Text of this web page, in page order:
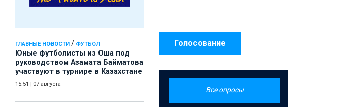
ГЛАВНЫЕ НОВОСТИ / ФУТБОЛ
Юные футболисты из Оша под
руководством Азамата Байматова
участвуют в турнире в Казахстане
15:51 07 августа
Голосование
Все опросы